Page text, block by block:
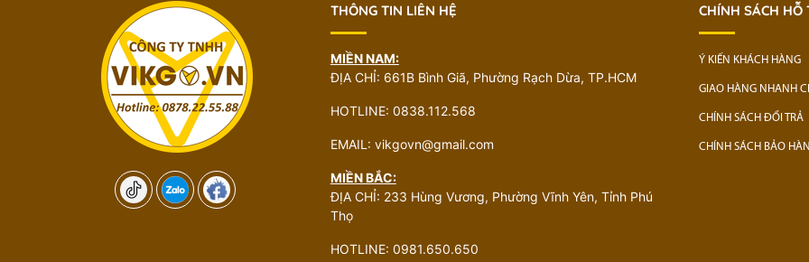
THÔNG TIN LIÊN HỆ
MIỀN NAM:
ĐỊA CHỈ: 661B Bình Giã, Phường Rạch Dừa, TP.HCM
HOTLINE: 0838.112.568
EMAIL: vikgovn@gmail.com
MIỀN BẮC:
ĐỊA CHỈ: 233 Hùng Vương, Phường Vĩnh Yên, Tỉnh Phú
Thọ
HOTLINE: 0981.650.650
CHÍNH SÁCH HỖ
Ý KIẾN KHÁCH HÀNG
GIAO HÀNG NHANH
CHÍNH SÁCH ĐỔI TRẢ
CHÍNH SÁCH BẢO